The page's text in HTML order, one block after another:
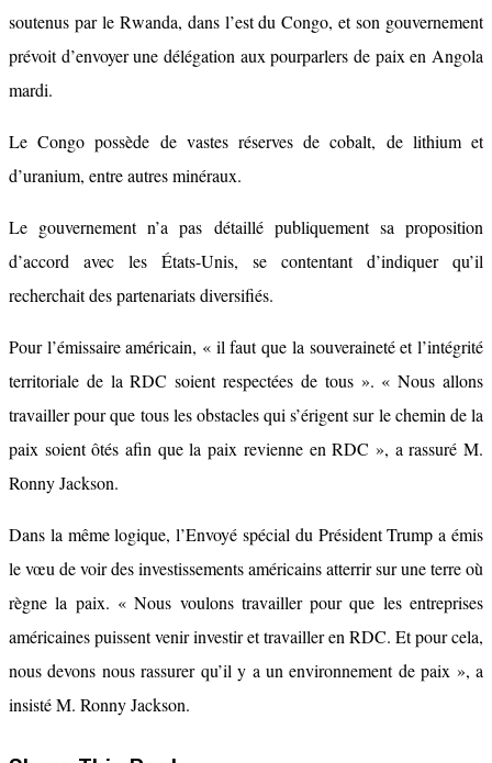
soutenus par le Rwanda, dans l’est du Congo, et son gouvernement
prévoit d’envoyer une délégation aux pourparlers de paix en Angola
mardi.
Le Congo possède de vastes réserves de cobalt, de lithium et
d’uranium, entre autres minéraux.
Le gouvernement n’a pas détaillé publiquement sa proposition
d’accord avec les États-Unis, se contentant d’indiquer qu’il
recherchait des partenariats diversifiés.
Pour l’émissaire américain, « il faut que la souveraineté et l’intégrité
territoriale de la RDC soient respectées de tous ». « Nous allons
travailler pour que tous les obstacles qui s’érigent sur le chemin de la
paix soient ôtés afin que la paix revienne en RDC », a rassuré M.
Ronny Jackson.
Dans la même logique, l’Envoyé spécial du Président Trump a émis
le vœu de voir des investissements américains atterrir sur une terre où
règne la paix. « Nous voulons travailler pour que les entreprises
américaines puissent venir investir et travailler en RDC. Et pour cela,
nous devons nous rassurer qu’il y a un environnement de paix », a
insisté M. Ronny Jackson.